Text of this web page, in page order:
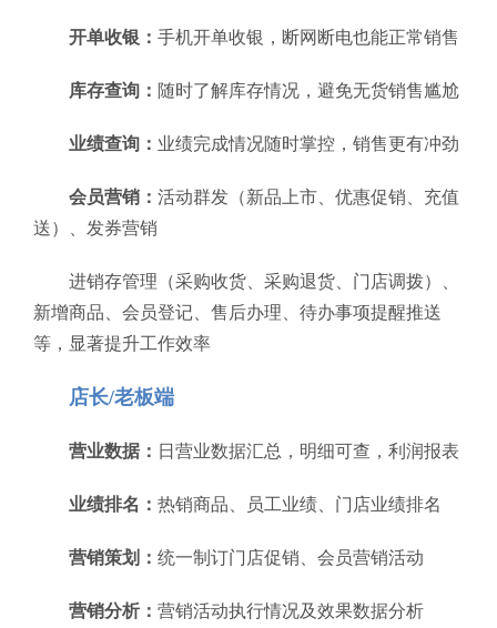
开单收银： 手机开单收银，断网断电也能正常销售
库存查询： 随时了解库存情况，避免无货销售尴尬
业绩查询： 业绩完成情况随时掌控，销售更有冲劲
会员营销： 活动群发（新品上市、优惠促销、充值
送）、发券营销
进销存管理（采购收货、采购退货、门店调拨）、
新增商品、会员登记、售后办理、待办事项提醒推送
等，显著提升工作效率
店长/老板端
营业数据： 日营业数据汇总，明细可查，利润报表
业绩排名： 热销商品、员工业绩、门店业绩排名
营销策划： 统一制订门店促销、会员营销活动
营销分析： 营销活动执行情况及效果数据分析